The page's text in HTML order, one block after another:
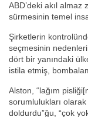
ABD’deki akıl almaz
sürmesinin temel
Şirketlerin
seçmesinin
dört bir yanındaki
istila etmiş,
Alston, “lağım
sorumlulukları
doldurdu”ğu, “çok